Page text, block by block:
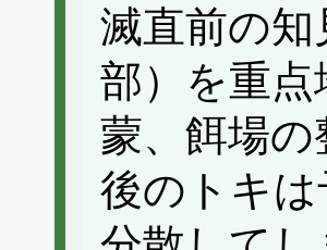
滅直前の
部）を重
蒙、餌場
後のトキ